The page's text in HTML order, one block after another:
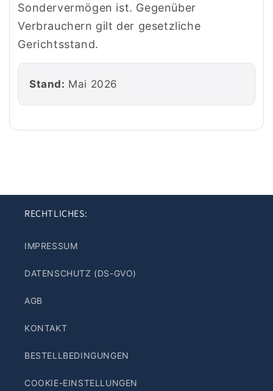
Sondervermögen ist. Gegenüber
Verbrauchern gilt der gesetzliche
Gerichtsstand.
Stand: Mai 2026
RECHTLICHES:
IMPRESSUM
DATENSCHUTZ (DS-GVO)
AGB
KONTAKT
BESTELLBEDINGUNGEN
COOKIE-EINSTELLUNGEN